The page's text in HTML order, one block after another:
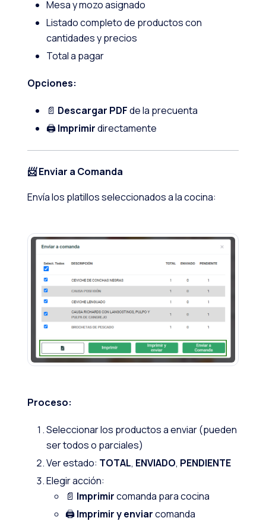
Mesa y mozo asignado
Listado completo de productos con
cantidades y precios
Total a pagar
Opciones:
📄 Descargar PDFde la precuenta
🖨️Imprimirdirectamente
📨 Enviar a Comanda
Envía los platillos seleccionados a la cocina:
Proceso:
Seleccionar los productos a enviar (pueden
ser todos o parciales)
Ver estado: TOTAL, ENVIADO, PENDIENTE
Elegir acción:
📄 Imprimircomanda para cocina
🖨️Imprimir y enviarcomanda